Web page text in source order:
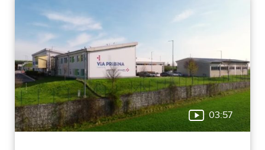
03:57